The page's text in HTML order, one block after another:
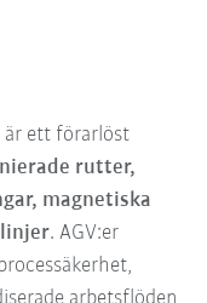
är ett förarlöst
rutter,
magnetiska
linjer. AGV:er